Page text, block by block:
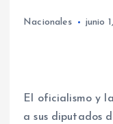
Nacionales junio
El oficialismo y
a sus diputados